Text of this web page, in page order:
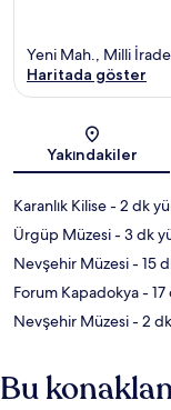
Yeni Mah., Milli
Haritada göster
Yakındakiler
Karanlık Kilise- 2 dk
Ürgüp Müzesi- 3 dk
Nevşehir Müzesi- 15
Forum Kapadokya-
Nevşehir Müzesi- 2
Bu